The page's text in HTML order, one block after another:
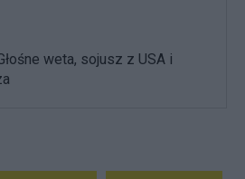
weta, sojusz z USA i